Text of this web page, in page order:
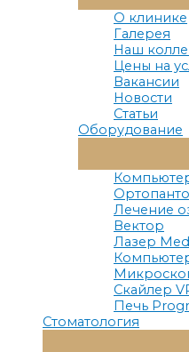
О клинике
Галерея
Наш
Цены на
Вакансии
Новости
Статьи
Оборудование
Лечение
Вектор
Лазер
Скайлер
Печь
Стоматология